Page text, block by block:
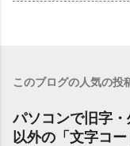
このブログの人気の投
パソコンで旧字
以外の「文字コ